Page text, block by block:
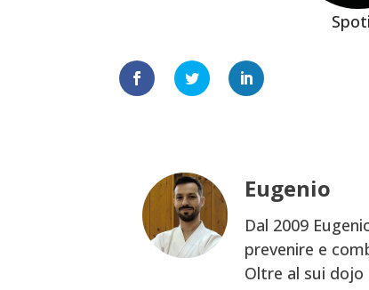
Eugenio
Dal 2009
prevenire e
Oltre al sui dojo